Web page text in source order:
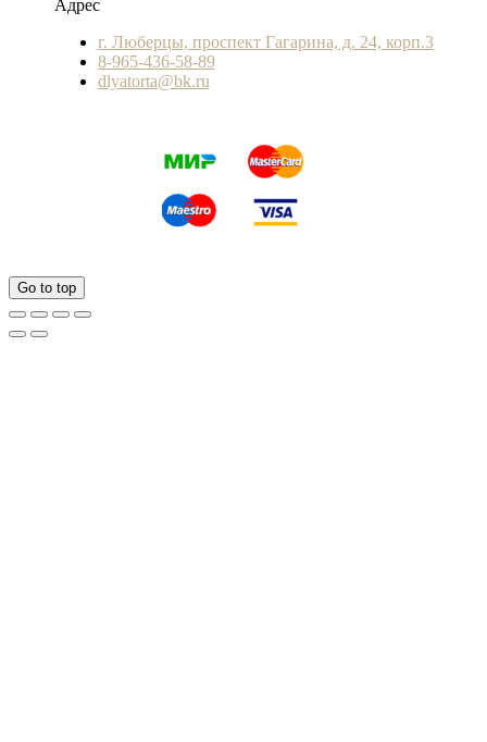
Адрес
г. Люберцы, проспект Гагарина, д. 24, корп.3
8-965-436-58-89
dlyatorta@bk.ru
Go to top